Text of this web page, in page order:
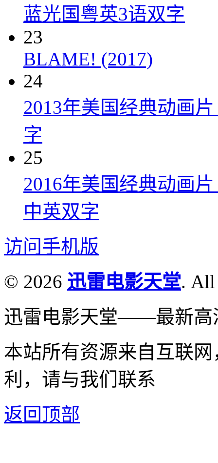
蓝光国粤英3语双字
23
BLAME! (2017)
24
2013年美国经典动画
字
25
2016年美国经典动画
中英双字
访问手机版
© 2026 迅雷电影天堂. All
迅雷电影天堂——最新高
本站所有资源来自互联
利，请与我们联系
返回顶部